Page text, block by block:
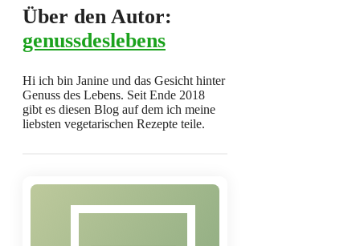
Über den Autor:
genussdeslebens
Hi ich bin Janine und das Gesicht hinter
Genuss des Lebens. Seit Ende 2018
gibt es diesen Blog auf dem ich meine
liebsten vegetarischen Rezepte teile.